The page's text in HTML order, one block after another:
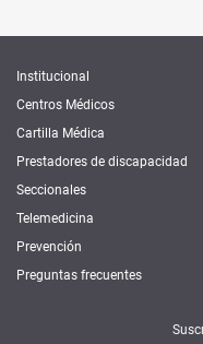
Institucional
Centros Médicos
Cartilla Médica
Prestadores de discapacidad
Seccionales
Telemedicina
Prevención
Preguntas frecuentes